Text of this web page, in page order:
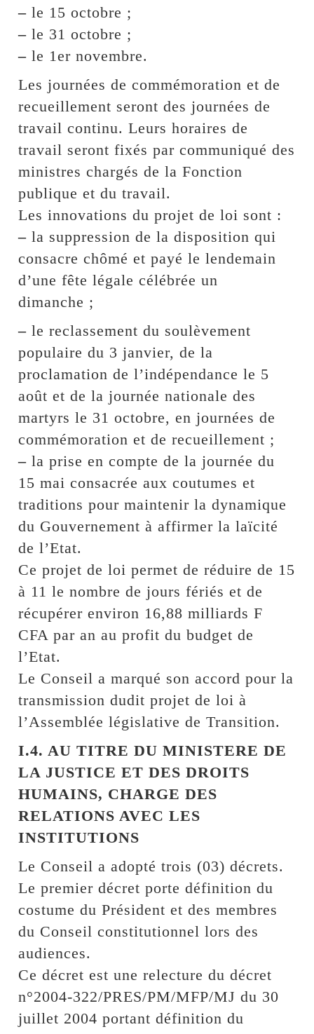
– le 15 octobre ;
– le 31 octobre ;
– le 1er novembre.
Les journées de commémoration et de
recueillement seront des journées de
travail continu. Leurs horaires de
travail seront fixés par communiqué des
ministres chargés de la Fonction
publique et du travail.
Les innovations du projet de loi sont :
– la suppression de la disposition qui
consacre chômé et payé le lendemain
d’une fête légale célébrée un
dimanche ;
– le reclassement du soulèvement
populaire du 3 janvier, de la
proclamation de l’indépendance le 5
août et de la journée nationale des
martyrs le 31 octobre, en journées de
commémoration et de recueillement ;
– la prise en compte de la journée du
15 mai consacrée aux coutumes et
traditions pour maintenir la dynamique
du Gouvernement à affirmer la laïcité
de l’Etat.
Ce projet de loi permet de réduire de 15
à 11 le nombre de jours fériés et de
récupérer environ 16,88 milliards F
CFA par an au profit du budget de
l’Etat.
Le Conseil a marqué son accord pour la
transmission dudit projet de loi à
l’Assemblée législative de Transition.
I.4. AU TITRE DU MINISTERE DE
LA JUSTICE ET DES DROITS
HUMAINS, CHARGE DES
RELATIONS AVEC LES
INSTITUTIONS
Le Conseil a adopté trois (03) décrets.
Le premier décret porte définition du
costume du Président et des membres
du Conseil constitutionnel lors des
audiences.
Ce décret est une relecture du décret
n°2004-322/PRES/PM/MFP/MJ du 30
juillet 2004 portant définition du